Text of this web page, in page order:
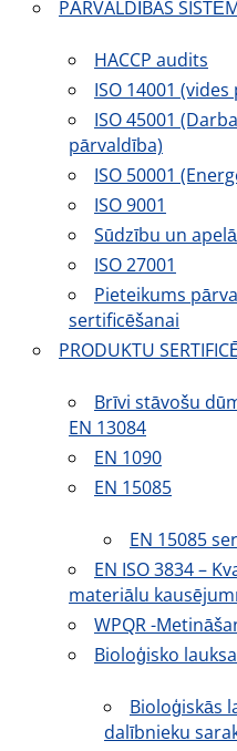
PĀRVALDĪBAS
HACCP audits
ISO 14001
ISO 45001
pārvaldība)
ISO 50001
ISO 9001
Sūdzību un
ISO 27001
Pieteikums
sertificēšanai
PRODUKTU
Brīvi stāvošu
EN 13084
EN 1090
EN 15085
EN 15085
EN ISO 3834 –
materiālu
WPQR -
Bioloģisko
Bioloģiskās
dalībnieku